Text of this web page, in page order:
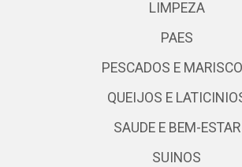
LIMPEZA
PAES
PESCADOS E
QUEIJOS E
SAUDE E BEM-ESTAR
SUINOS